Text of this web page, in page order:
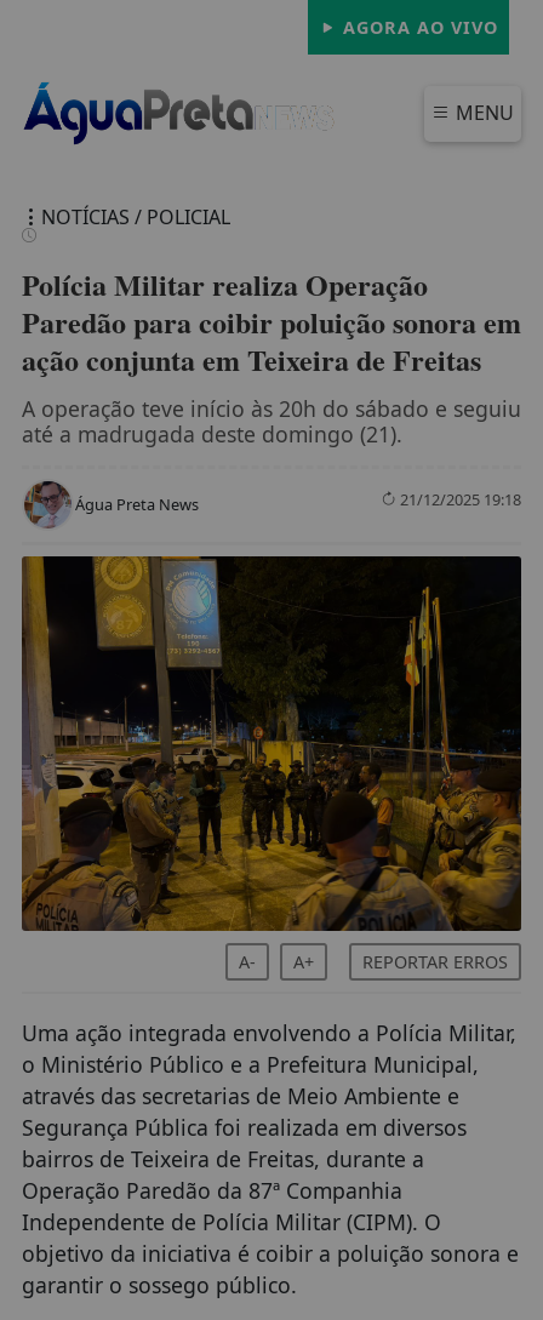
AGORA AO VIVO
MENU
FECHAR
NOTÍCIAS / POLICIAL
Polícia Militar realiza Operação
Paredão para coibir poluição sonora em
ação conjunta em Teixeira de Freitas
A operação teve início às 20h do sábado e seguiu
até a madrugada deste domingo (21).
Água Preta News 21/12/2025 19:18
A- A+ REPORTAR ERROS
Uma ação integrada envolvendo a Polícia Militar,
o Ministério Público e a Prefeitura Municipal,
através das secretarias de Meio Ambiente e
Segurança Pública foi realizada em diversos
bairros de Teixeira de Freitas, durante a
Operação Paredão da 87ª Companhia
Independente de Polícia Militar (CIPM). O
objetivo da iniciativa é coibir a poluição sonora e
garantir o sossego público.